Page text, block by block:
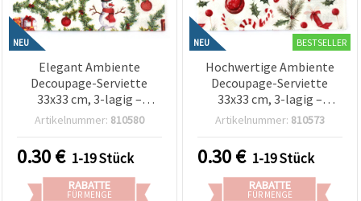
NEU
Elegant Ambiente
Decoupage-Serviette
33x33 cm, 3-lagig –
Kiefernzweige & Ringe
Basteln, festliche Deko &
DIY-Kreativprojekte
Artikelnummer: 810580
0.30€ 1-19 Stück
RABATTE
FÜR MENGE
NEU BESTSELLER
Hochwertige Ambiente
Decoupage-Serviette
33x33 cm, 3-lagig –
Weihnachts-Elemente
DIY Deko, Scrapbooking &
Geschenkverpackung
Artikelnummer: 810573
0.30€ 1-19 Stück
RABATTE
FÜR MENGE